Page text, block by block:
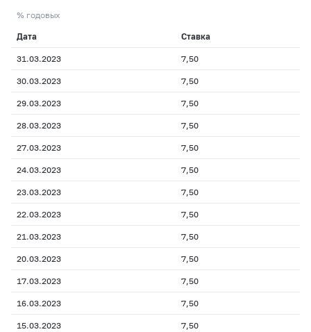
% годовых
Дата Ставка
31.03.2023 7,50
30.03.2023 7,50
29.03.2023 7,50
28.03.2023 7,50
27.03.2023 7,50
24.03.2023 7,50
23.03.2023 7,50
22.03.2023 7,50
21.03.2023 7,50
20.03.2023 7,50
17.03.2023 7,50
16.03.2023 7,50
15.03.2023 7,50